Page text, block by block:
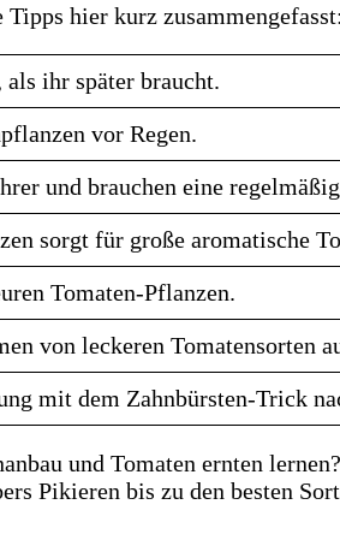
hier kurz zusammengefasst:
als ihr später braucht.
vor Regen.
und brauchen eine
sorgt für große aromatische
Tomaten-Pflanzen.
von leckeren Tomatensorten
mit dem Zahnbürsten-Trick
und Tomaten ernten
Pikieren bis zu den besten